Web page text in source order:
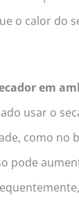
o calor do
em
usar o
como no
pode